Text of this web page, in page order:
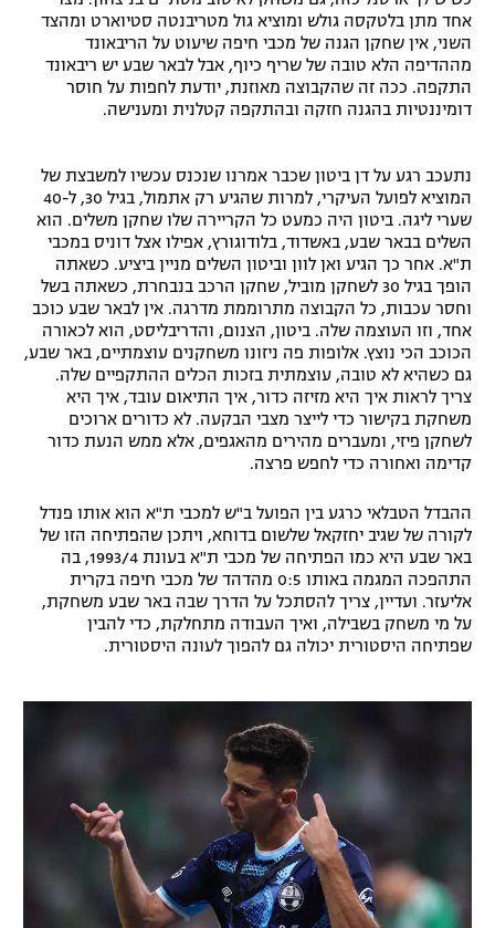
אחד מתן בלטקסה גולש ומוציא גול מטריבנטה סטיוארט ומהצד
השני, אין שחקן הגנה של מכבי חיפה שיעוט על הריבאונד
מההדיפה הלא טובה של שריף כיוף, אבל לבאר שבע יש ריבאונד
התקפה. ככה זה שהקבוצה מאוזנת, יודעת לחפות על חוסר
דומיננטיות בהגנה חזקה ובהתקפה קטלנית ומענישה.
נתעכב רגע על דן ביטון שכבר אמרנו שנכנס עכשיו למשבצת של
המוציא לפועל העיקרי, למרות שהגיע רק אתמול, בגיל 30, ל-40
שערי ליגה. ביטון היה כמעט כל הקריירה שלו שחקן משלים. הוא
השלים בבאר שבע, באשדוד, בלודוגורץ, אפילו אצל דוניס במכבי
ת"א. אחר כך הגיע ואן לוון וביטון השלים מניין ביציע. כשאתה
הופך בגיל 30 לשחקן מוביל, שחקן הרכב בנבחרת, כשאתה בשל
וחסר עכבות, כל הקבוצה מתרוממת מדרגה. אין לבאר שבע כוכב
אחד, וזו העוצמה שלה. ביטון, הצנום, והדריבליסט, הוא לכאורה
הכוכב הכי נוצץ. אלופות פה ניזונו משחקנים עוצמתיים, באר שבע,
גם כשהיא לא טובה, עוצמתית בזכות הכלים ההתקפיים שלה.
צריך לראות איך היא מזיזה כדור, איך התיאום עובד, איך היא
משחקת בקישור כדי לייצר מצבי הבקעה. לא כדורים ארוכים
לשחקן פיזי, ומעברים מהירים מהאגפים, אלא ממש הנעת כדור
קדימה ואחורה כדי לחפש פרצה.
ההבדל הטבלאי כרגע בין הפועל ב"ש למכבי ת"א הוא אותו פנדל
לקורה של שגיב יחזקאל שלשום בדוחא, ויתכן שהפתיחה הזו של
באר שבע היא כמו הפתיחה של מכבי ת"א בעונת 1993/4, בה
התהפכה המגמה באותו 0:5 מהדהד של מכבי חיפה בקרית
אליעזר. ועדיין, צריך להסתכל על הדרך שבה באר שבע משחקת,
על מי משחק בשבילה, ואיך העבודה מתחלקת, כדי להבין
שפתיחה היסטורית יכולה גם להפוך לעונה היסטורית.